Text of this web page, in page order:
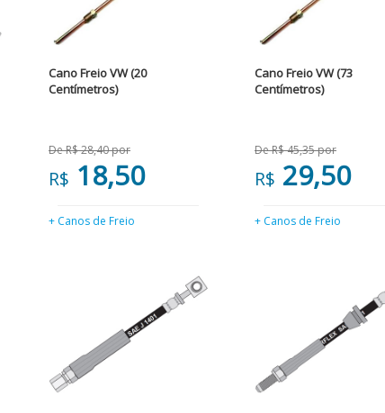
Cano Freio VW (20
Centímetros)
De R$ 28,40 por
R$ 18,50
+ Canos de Freio
Cano Freio VW (73
Centímetros)
De R$ 45,35 por
R$ 29,50
+ Canos de Freio